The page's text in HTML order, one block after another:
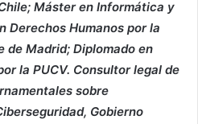
Máster en Informática y
Derechos Humanos por la
de Madrid; Diplomado en
la PUCV. Consultor legal de
sobre
Gobierno